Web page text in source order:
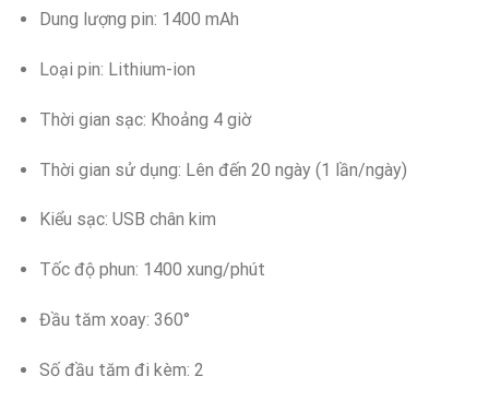
Dung lượng pin: 1400 mAh
Loại pin: Lithium-ion
Thời gian sạc: Khoảng 4 giờ
Thời gian sử dụng: Lên đến 20 ngày (1 lần/ngày)
Kiểu sạc: USB chân kim
Tốc độ phun: 1400 xung/phút
Đầu tăm xoay: 360°
Số đầu tăm đi kèm: 2